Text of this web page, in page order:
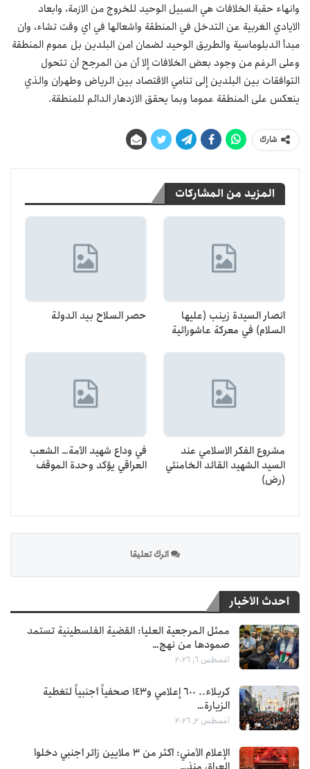
وانهاء حقبة الخلافات هي السبيل الوحيد للخروج من الازمة، وابعاد
الايادي الغربية عن التدخل في المنطقة واشعالها في اي وقت تشاء، وان
مبدأ الدبلوماسية والطريق الوحيد لضمان امن البلدين بل عموم المنطقة
وعلى الرغم من وجود بعض الخلافات إلا أن من المرجح أن تتحول
التوافقات بين البلدين إلى تنامي الاقتصاد بين الرياض وطهران والذي
ينعكس على المنطقة عموما وبما يحقق الازدهار الدائم للمنطقة.
شارك
المزيد من المشاركات
أنصار السيدة زينب (عليها
السلام) في معركة عاشورائية
حصر السلاح بيد الدولة
مشروع الفكر الاسلامي عند
السيد الشهيد القائد الخامنئي
(رض)
في وداع شهيد الأمة… الشعب
العراقي يؤكد وحدة الموقف
اترك تعليقا
أحدث الأخبار
ممثل المرجعية العليا: القضية الفلسطينية تستمد
صمودها من نهج…
أغسطس 6, 2026
كربلاء.. 600 إعلامي و143 صحفياً أجنبياً لتغطية
الزيارة…
أغسطس 2, 2026
الإعلام الأمني: أكثر من 3 ملايين زائر أجنبي دخلوا